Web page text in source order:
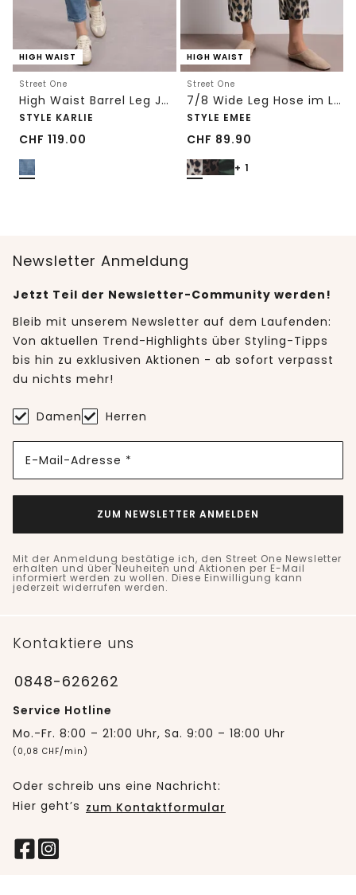
HIGH WAIST
Street One
High Waist Barrel Leg Jeans im Loose Fit
STYLE KARLIE
CHF 119.00
HIGH WAIST
Street One
7/8 Wide Leg Hose im Loose Fit mit Print
STYLE EMEE
CHF 89.90
+ 1
Newsletter Anmeldung
Jetzt Teil der Newsletter-Community werden!
Bleib mit unserem Newsletter auf dem Laufenden:
Von aktuellen Trend-Highlights über Styling-Tipps
bis hin zu exklusiven Aktionen - ab sofort verpasst
du nichts mehr!
Damen Herren
E-Mail-Adresse *
ZUM NEWSLETTER ANMELDEN
Mit der Anmeldung bestätige ich, den Street One Newsletter
erhalten und über Neuheiten und Aktionen per E-Mail
informiert werden zu wollen. Diese Einwilligung kann
jederzeit widerrufen werden.
Kontaktiere uns
0848-626262
Service Hotline
Mo.-Fr. 8:00 – 21:00 Uhr, Sa. 9:00 – 18:00 Uhr
(0,08 CHF/min)
Oder schreib uns eine Nachricht:
Hier geht’s zum Kontaktformular